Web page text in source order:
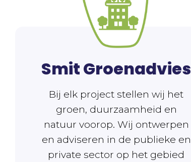
Smit Groenadvies
Bij elk project stellen wij het
groen, duurzaamheid en
natuur voorop. Wij ontwerpen
en adviseren in de publieke en
private sector op het gebied